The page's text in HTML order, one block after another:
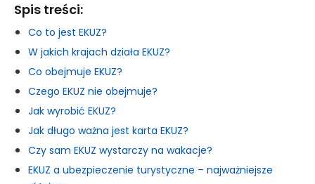
Spis treści:
Co to jest EKUZ?
W jakich krajach działa EKUZ?
Co obejmuje EKUZ?
Czego EKUZ nie obejmuje?
Jak wyrobić EKUZ?
Jak długo ważna jest karta EKUZ?
Czy sam EKUZ wystarczy na wakacje?
EKUZ a ubezpieczenie turystyczne – najważniejsze